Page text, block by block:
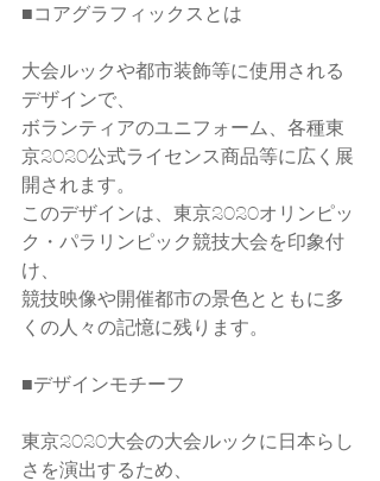
■コアグラフィックスとは
大会ルックや都市装飾等に使用される
デザインで、
ボランティアのユニフォーム、各種東
京2020公式ライセンス商品等に広く展
開されます。
このデザインは、東京2020オリンピッ
ク・パラリンピック競技大会を印象付
け、
競技映像や開催都市の景色とともに多
くの人々の記憶に残ります。
■デザインモチーフ
東京2020大会の大会ルックに日本らし
さを演出するため、